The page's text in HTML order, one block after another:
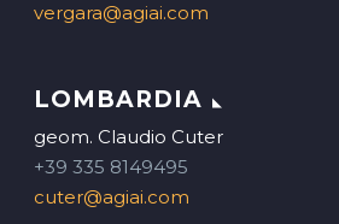
vergara@agiai.com
LOMBARDIA
geom. Claudio Cuter
+39 335 8149495
cuter@agiai.com